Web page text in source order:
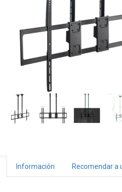
Información Recomendar a